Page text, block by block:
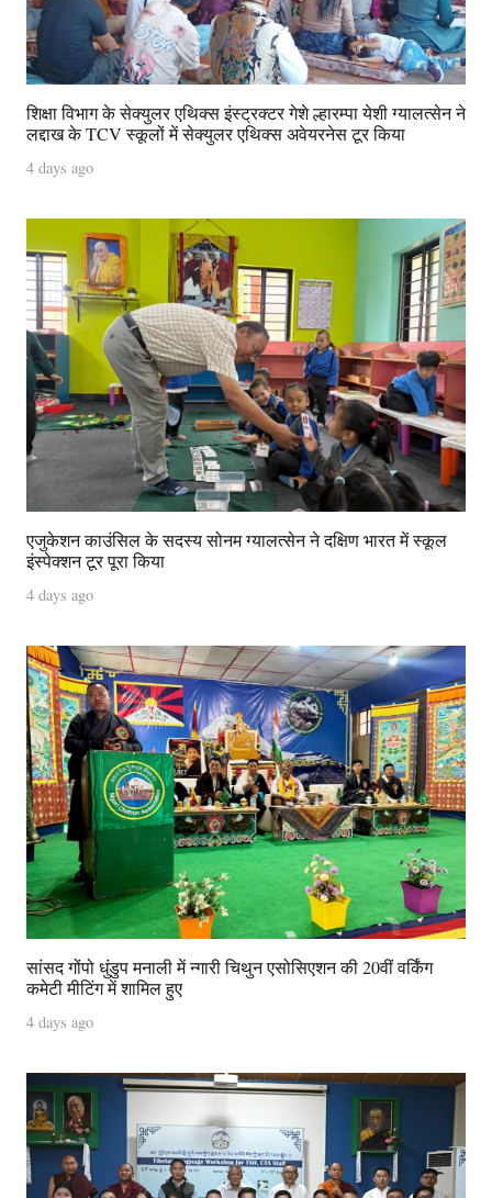
शिक्षा विभाग के सेक्युलर एथिक्स इंस्ट्रक्टर गेशे ल्हारम्पा येशी ग्यालत्सेन ने
लद्दाख के TCV स्कूलों में सेक्युलर एथिक्स अवेयरनेस टूर किया
4 days ago
एजुकेशन काउंसिल के सदस्य सोनम ग्यालत्सेन ने दक्षिण भारत में स्कूल
इंस्पेक्शन टूर पूरा किया
4 days ago
सांसद गोंपो धुंडुप मनाली में न्गारी चिथुन एसोसिएशन की 20वीं वर्किंग
कमेटी मीटिंग में शामिल हुए
4 days ago